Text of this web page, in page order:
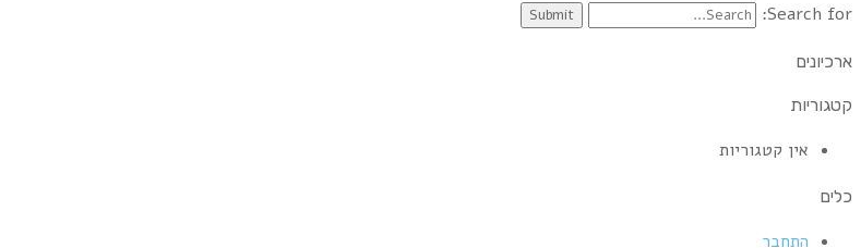
Search for:
ארכיונים
קטגוריות
אין קטגוריות
כלים
התחבר